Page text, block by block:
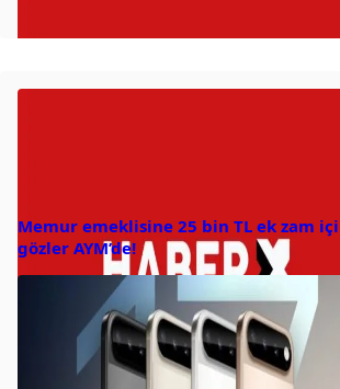
Memur emeklisine 25 bin TL ek zam
gözler AYM’de!